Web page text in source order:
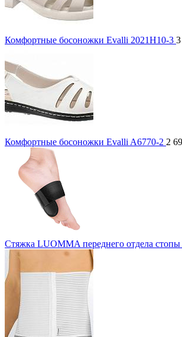
Комфортные босоножки Evalli 2021H10-3
Комфортные босоножки Evalli A6770-2 2
Стяжка LUOMMA переднего отдела стопы